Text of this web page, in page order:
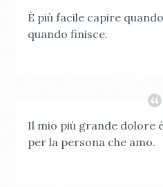
È più facile capire
quando finisce.
Il mio più grande dolore
per la persona che amo.